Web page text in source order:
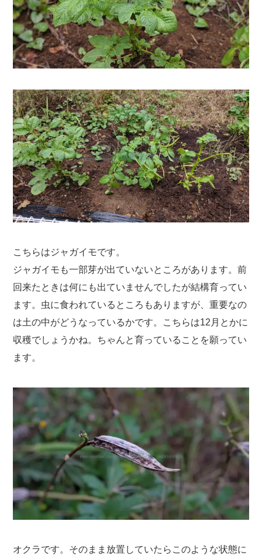
こちらはジャガイモです。
ジャガイモも一部芽が出ていないところがあります。前
回来たときは何にも出ていませんでしたが結構育ってい
ます。虫に食われているところもありますが、重要なの
は土の中がどうなっているかです。こちらは12月とかに
収穫でしょうかね。ちゃんと育っていることを願ってい
ます。
オクラです。そのまま放置していたらこのような状態に